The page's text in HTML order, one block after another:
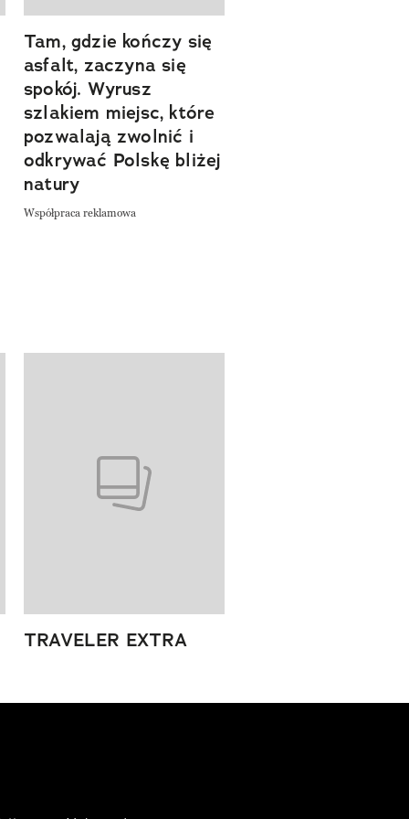
Tam, gdzie kończy się
asfalt, zaczyna się
spokój. Wyrusz
szlakiem miejsc, które
pozwalają zwolnić i
odkrywać Polskę bliżej
natury
Współpraca reklamowa
TRAVELER EXTRA